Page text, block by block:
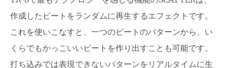
作成したビートをランダムに再生するエフェクトです。
これを使いこなすと、一つのビートのパターンから、い
くらでもかっこいいビートを作り出すことも可能です。
打ち込みでは表現できないパターンをリアルタイムに生